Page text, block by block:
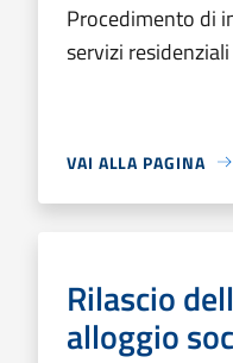
Procedimento di
servizi
VAI ALLA PAGINA
Rilascio
alloggio